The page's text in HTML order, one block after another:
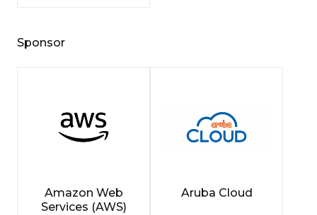
Sponsor
Amazon Web
Services (AWS)
Aruba Cloud